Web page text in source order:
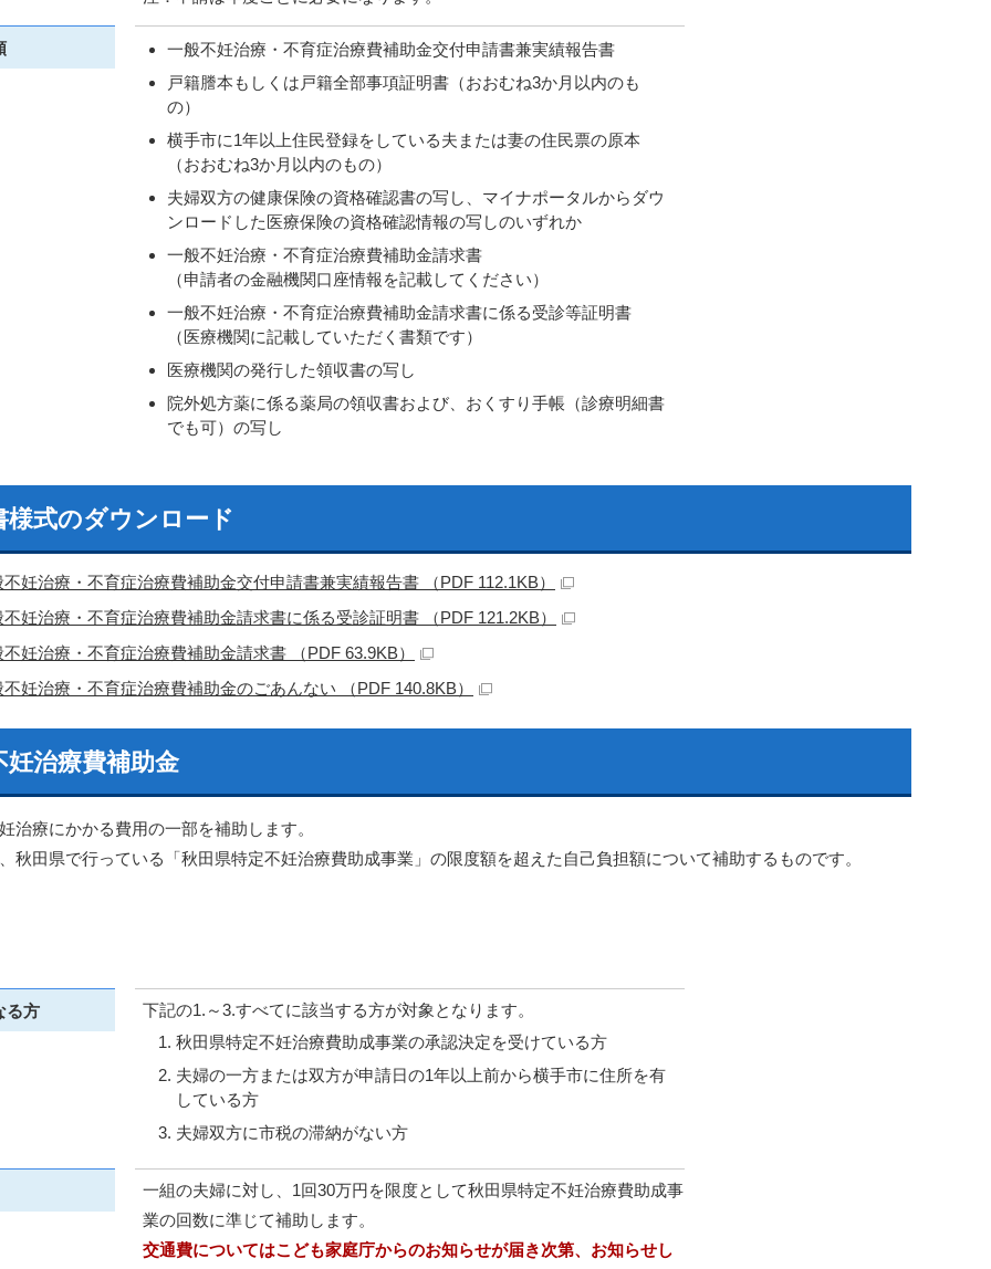
一般不妊治療・不育症治療費補助金交付申請書兼実績報告書
戸籍謄本もしくは戸籍全部事項証明書（おおむね3か月以内のも
の）
横手市に1年以上住民登録をしている夫または妻の住民票の原本
（おおむね3か月以内のもの）
夫婦双方の健康保険の資格確認書の写し、マイナポータルからダウ
ンロードした医療保険の資格確認情報の写しのいずれか
一般不妊治療・不育症治療費補助金請求書
（申請者の金融機関口座情報を記載してください）
一般不妊治療・不育症治療費補助金請求書に係る受診等証明書
（医療機関に記載していただく書類です）
医療機関の発行した領収書の写し
院外処方薬に係る薬局の領収書および、おくすり手帳（診療明細書
でも可）の写し
様式のダウンロード
不妊治療・不育症治療費補助金交付申請書兼実績報告書 （PDF 112.1KB）
不妊治療・不育症治療費補助金請求書に係る受診証明書 （PDF 121.2KB）
不妊治療・不育症治療費補助金請求書 （PDF 63.9KB）
不妊治療・不育症治療費補助金のごあんない （PDF 140.8KB）
妊治療費補助金
治療にかかる費用の一部を補助します。
秋田県で行っている「秋田県特定不妊治療費助成事業」の限度額を超えた自己負担額について補助するものです。
る方
下記の1.～3.すべてに該当する方が対象となります。
秋田県特定不妊治療費助成事業の承認決定を受けている方
夫婦の一方または双方が申請日の1年以上前から横手市に住所を有
している方
夫婦双方に市税の滞納がない方
一組の夫婦に対し、1回30万円を限度として秋田県特定不妊治療費助成事
業の回数に準じて補助します。
交通費についてはこども家庭庁からのお知らせが届き次第、お知らせし